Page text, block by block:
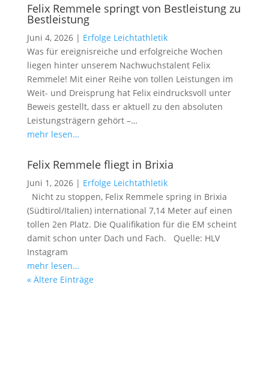
Felix Remmele springt von Bestleistung zu
Bestleistung
Juni 4, 2026| Erfolge Leichtathletik
Was für ereignisreiche und erfolgreiche Wochen
liegen hinter unserem Nachwuchstalent Felix
Remmele! Mit einer Reihe von tollen Leistungen im
Weit- und Dreisprung hat Felix eindrucksvoll unter
Beweis gestellt, dass er aktuell zu den absoluten
Leistungsträgern gehört –…
mehr lesen…
Felix Remmele fliegt in Brixia
Juni 1, 2026| Erfolge Leichtathletik
Nicht zu stoppen, Felix Remmele spring in Brixia
(Südtirol/Italien) international 7,14 Meter auf einen
tollen 2en Platz. Die Qualifikation für die EM scheint
damit schon unter Dach und Fach. Quelle: HLV
Instagram
mehr lesen…
« Ältere Einträge